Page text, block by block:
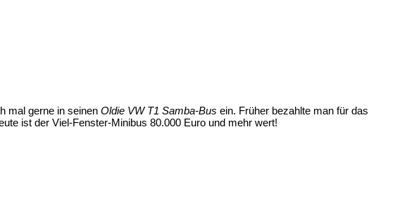
mal gerne in seinen Oldie VW T1 Samba-Bus ein. Früher bezahlte man für das
ist der Viel-Fenster-Minibus 80.000 Euro und mehr wert!